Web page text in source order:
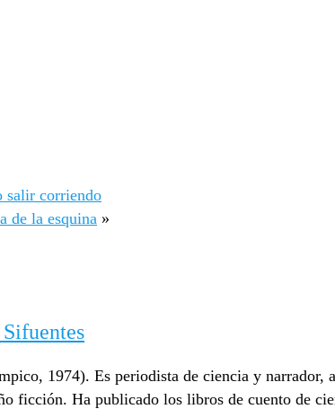
salir corriendo
de la esquina »
1974). Es periodista de ciencia y
ficción. Ha publicado los libros de cuento de